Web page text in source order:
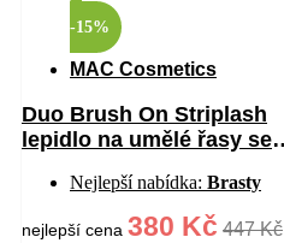
-15%
MAC Cosmetics
Duo Brush On Striplash
lepidlo na umělé řasy se
White/Clear 5 g
Nejlepší nabídka: Brasty
nejlepší cena 380 Kč 447 Kč